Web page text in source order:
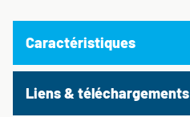
Caractéristiques
Liens & téléchargements